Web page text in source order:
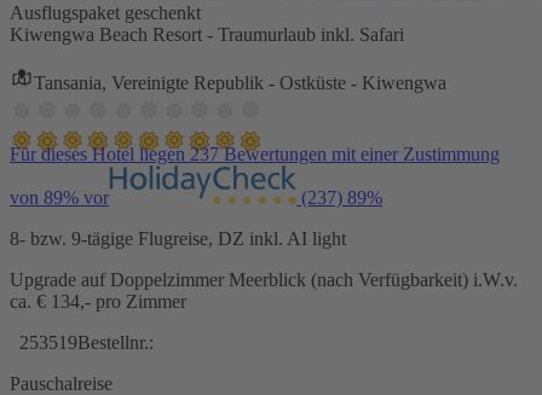
Ausflugspaket geschenkt
Kiwengwa Beach Resort - Traumurlaub inkl. Safari
Tansania, Vereinigte Republik - Ostküste - Kiwengwa
Für dieses Hotel liegen 237 Bewertungen mit einer Zustimmung
von 89% vor (237) 89%
8- bzw. 9-tägige Flugreise, DZ inkl. AI light
Upgrade auf Doppelzimmer Meerblick (nach Verfügbarkeit) i.W.v.
ca. € 134,- pro Zimmer
253519Bestellnr.:
Pauschalreise